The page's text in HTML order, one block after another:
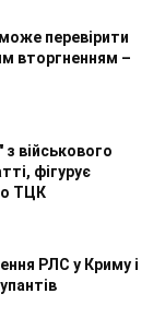
перевірити
вторгненням –
військового
фігурує
ТЦК
РЛС у Криму і